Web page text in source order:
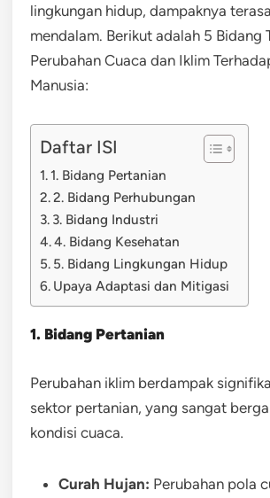
lingkungan hidup, dampaknya
mendalam. Berikut adalah 5 Bidang
Perubahan Cuaca dan Iklim
Manusia:
Daftar ISI
1. Bidang Pertanian
2. Bidang Perhubungan
3. Bidang Industri
4. Bidang Kesehatan
5. Bidang Lingkungan Hidup
Upaya Adaptasi dan Mitigasi
1. Bidang Pertanian
Perubahan iklim berdampak
sektor pertanian, yang sangat
kondisi cuaca.
Curah Hujan: Perubahan pola